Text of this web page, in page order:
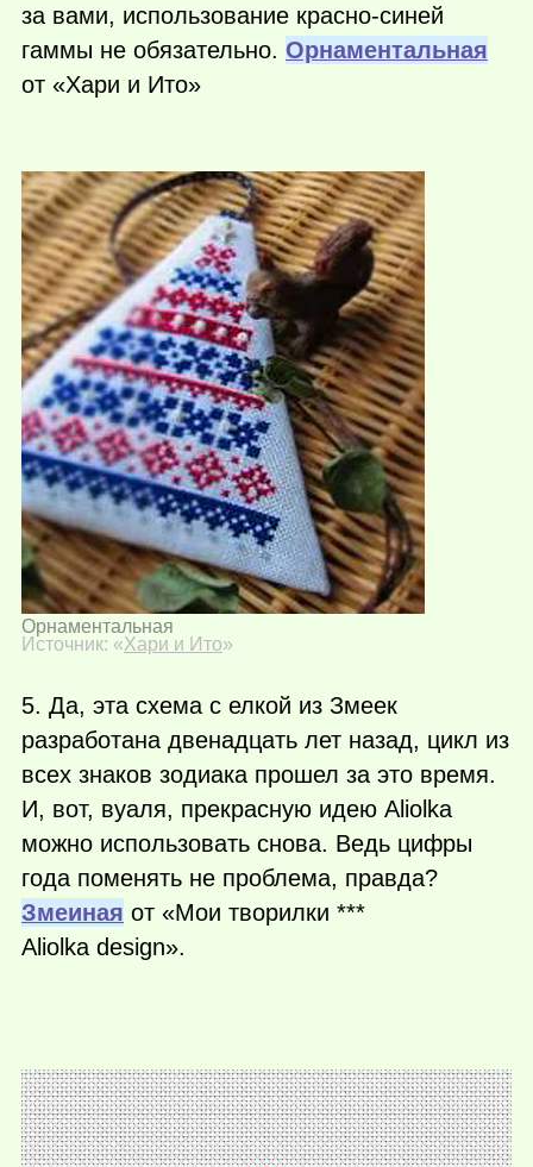
за вами, использование красно-синей
гаммы не обязательно. Орнаментальная
от «Хари и Ито»
Орнаментальная
Источник: «Хари и Ито»
5. Да, эта схема с елкой из Змеек
разработана двенадцать лет назад, цикл из
всех знаков зодиака прошел за это время.
И, вот, вуаля, прекрасную идею Aliolka
можно использовать снова. Ведь цифры
года поменять не проблема, правда?
Змеиная от «Мои творилки ***
Aliolka design».